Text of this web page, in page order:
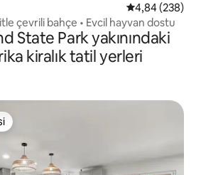
5 üzerinden
4,84 (238)
Cottage • Çitle çevrili bahçe • Evcil hayvan dostu
State Park yakınındaki
kiralık tatil yerleri
en beğenilenler arasında